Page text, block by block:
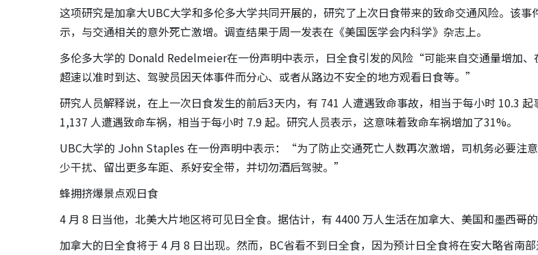
这项研究是加拿大UBC大学和多伦多大学共同开展的，研究了上次日食带来的致命交通风险。该事
示，与交通相关的意外死亡激增。调查结果于周一发表在《美国医学会内科学》杂志上。
多伦多大学的 Donald Redelmeier在一份声明中表示，日全食引发的风险“可能来自交通量增加、
超速以准时到达、驾驶员因天体事件而分心、或者从路边不安全的地方观看日食等。”
研究人员解释说，在上一次日食发生的前后3天内，有 741 人遭遇致命事故，相当于每小时 10.3 起
1,137 人遭遇致命车祸，相当于每小时 7.9 起。研究人员表示，这意味着致命车祸增加了31%。
UBC大学的 John Staples 在一份声明中表示：“为了防止交通死亡人数再次激增，司机务必要注
少干扰、留出更多车距、系好安全带，并切勿酒后驾驶。”
蜂拥挤爆景点观日食
4 月 8 日当他，北美大片地区将可见日全食。据估计，有 4400 万人生活在加拿大、美国和墨西哥的
加拿大的日全食将于 4 月 8 日出现。然而，BC省看不到日全食，因为预计日全食将在安大略省南